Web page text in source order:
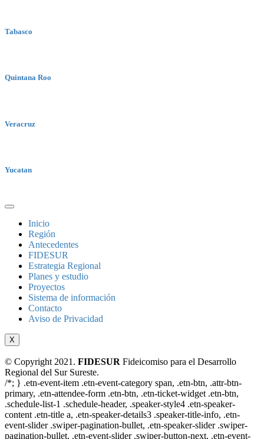
Tabasco
Quintana Roo
Veracruz
Yucatan
Inicio
Región
Antecedentes
FIDESUR
Estrategia Regional
Planes y estudio
Proyectos
Sistema de información
Contacto
Aviso de Privacidad
X
© Copyright 2021. FIDESUR Fideicomiso para el Desarrollo
Regional del Sur Sureste.
/*; } .etn-event-item .etn-event-category span, .etn-btn, .attr-btn-
primary, .etn-attendee-form .etn-btn, .etn-ticket-widget .etn-btn,
.schedule-list-1 .schedule-header, .speaker-style4 .etn-speaker-
content .etn-title a, .etn-speaker-details3 .speaker-title-info, .etn-
event-slider .swiper-pagination-bullet, .etn-speaker-slider .swiper-
pagination-bullet, .etn-event-slider .swiper-button-next, .etn-event-